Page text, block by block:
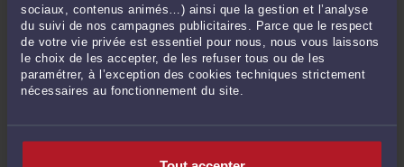
sociaux, contenus animés…) ainsi que la gestion et l’analyse
du suivi de nos campagnes publicitaires. Parce que le respect
de votre vie privée est essentiel pour nous, nous vous laissons
le choix de les accepter, de les refuser tous ou de les
paramétrer, à l’exception des cookies techniques strictement
nécessaires au fonctionnement du site.
Commentaires